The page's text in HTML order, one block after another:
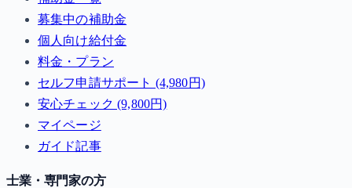
募集中の補助金
個人向け給付金
料金・プラン
セルフ申請サポート (4,980円)
安心チェック (9,800円)
マイページ
ガイド記事
士業・専門家の方